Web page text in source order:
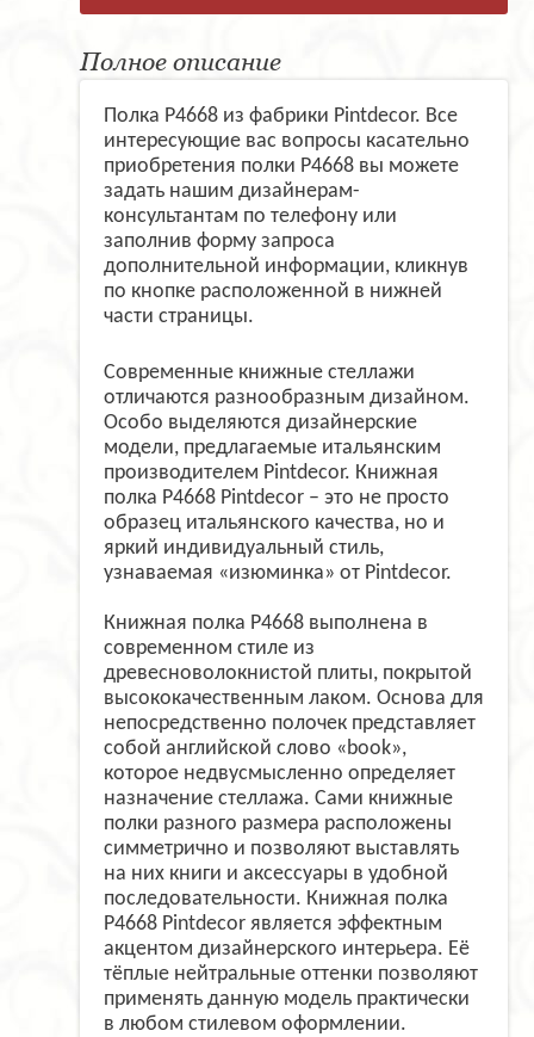
Полное описание
Полка P4668 из фабрики Pintdecor. Все
интересующие вас вопросы касательно
приобретения полки P4668 вы можете
задать нашим дизайнерам-
консультантам по телефону или
заполнив форму запроса
дополнительной информации, кликнув
по кнопке расположенной в нижней
части страницы.
Современные книжные стеллажи
отличаются разнообразным дизайном.
Особо выделяются дизайнерские
модели, предлагаемые итальянским
производителем Pintdecor. Книжная
полка P4668 Pintdecor – это не просто
образец итальянского качества, но и
яркий индивидуальный стиль,
узнаваемая «изюминка» от Pintdecor.
Книжная полка P4668 выполнена в
современном стиле из
древесноволокнистой плиты, покрытой
высококачественным лаком. Основа для
непосредственно полочек представляет
собой английской слово «book»,
которое недвусмысленно определяет
назначение стеллажа. Сами книжные
полки разного размера расположены
симметрично и позволяют выставлять
на них книги и аксессуары в удобной
последовательности. Книжная полка
P4668 Pintdecor является эффектным
акцентом дизайнерского интерьера. Её
тёплые нейтральные оттенки позволяют
применять данную модель практически
в любом стилевом оформлении.